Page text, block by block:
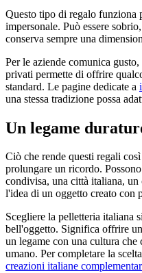
Questo tipo di regalo funziona
impersonale. Può essere
conserva sempre una
Per le aziende comunica
privati permette di offrire
standard. Le pagine dedicate a
una stessa tradizione possa
Un legame
Ciò che rende questi regali
prolungare un ricordo.
condivisa, una città italiana,
l'idea di un oggetto creato con
Scegliere la pelletteria italiana
bell'oggetto. Significa offrire
un legame con una cultura
umano. Per completare la
creazioni italiane